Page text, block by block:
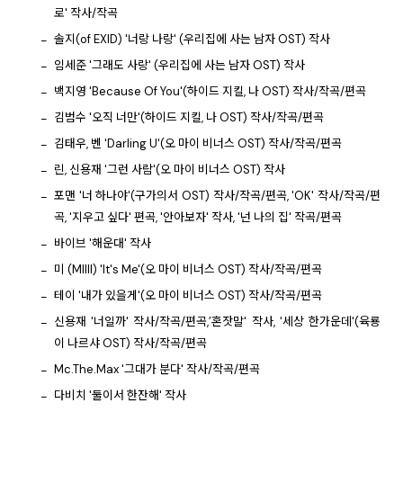
로' 작사/작곡
솔지(of EXID) '너랑 나랑' (우리집에 사는 남자 OST) 작사
임세준 '그래도 사랑' (우리집에 사는 남자 OST) 작사
백지영 'Because Of You'(하이드 지킬, 나 OST) 작사/작곡/편곡
김범수 '오직 너만'(하이드 지킬, 나 OST) 작사/작곡/편곡
김태우, 벤 'Darling U'(오 마이 비너스 OST) 작사/작곡/편곡
린, 신용재 '그런 사람'(오 마이 비너스 OST) 작사
포맨 '너 하나야'(구가의서 OST) 작사/작곡/편곡, 'OK' 작사/작곡/편
곡, '지우고 싶다' 편곡, '안아보자' 작사, '넌 나의 집' 작곡/편곡
바이브 '해운대' 작사
미 (MIIII) 'It's Me'(오 마이 비너스 OST) 작사/작곡/편곡
테이 '내가 있을게'(오 마이 비너스 OST) 작사/작곡/편곡
신용재 '너일까' 작사/작곡/편곡,’혼잣말' 작사, '세상 한가운데'(육룡
이 나르샤 OST) 작사/작곡/편곡
Mc.The.Max '그대가 분다' 작사/작곡/편곡
다비치 '둘이서 한잔해' 작사